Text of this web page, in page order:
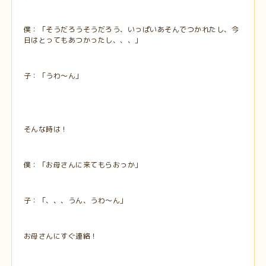
僕：「そうだろうそうだろう、いっぱいあそんでつかれたし、今
日はとってもあつかったし、、、」
子：「うわ～ん」
そんな時は！
僕：「お母さんに来てもらおっか」
子：「、、、うん、うわ～ん」
お母さんにすぐ連絡！